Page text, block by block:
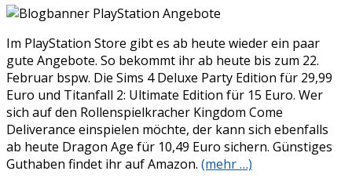
Im PlayStation Store gibt es ab heute wieder ein paar
gute Angebote. So bekommt ihr ab heute bis zum 22.
Februar bspw. Die Sims 4 Deluxe Party Edition für 29,99
Euro und Titanfall 2: Ultimate Edition für 15 Euro. Wer
sich auf den Rollenspielkracher Kingdom Come
Deliverance einspielen möchte, der kann sich ebenfalls
ab heute Dragon Age für 10,49 Euro sichern. Günstiges
Guthaben findet ihr auf Amazon. (mehr …)